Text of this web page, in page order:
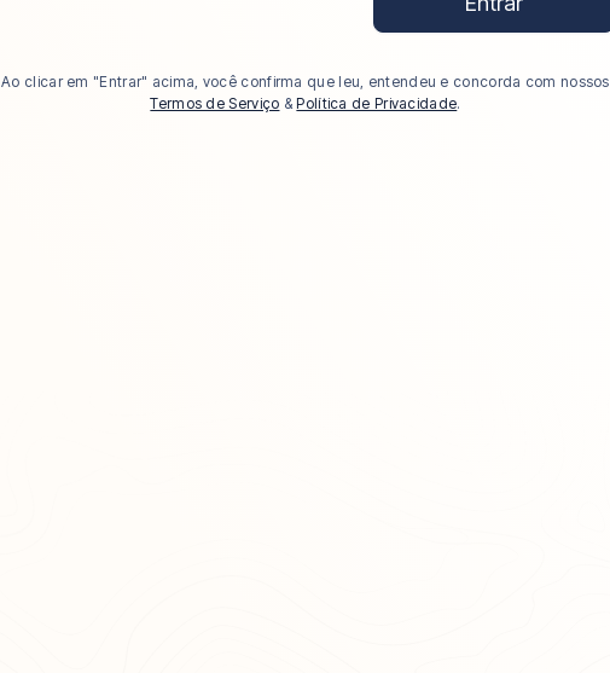
Ao clicar em "Entrar" acima, você confirma que leu, entendeu e concorda com nossos
Termos de Serviço & Política de Privacidade.